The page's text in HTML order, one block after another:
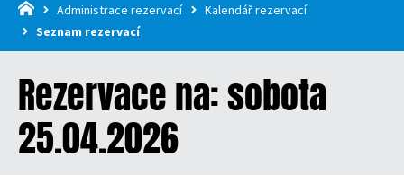
Administrace rezervací
Kalendář rezervací
Seznam rezervací
Rezervace na: sobota
25.04.2026